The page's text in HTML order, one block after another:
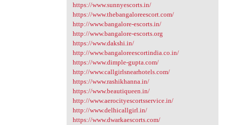
https://www.sunnyescorts.in/
https://www.thebangaloreescort.com/
http://www.bangalore-escorts.in/
http://www.bangalore-escorts.org
https://www.dakshi.in/
http://www.bangaloreescortindia.co.in/
https://www.dimple-gupta.com/
http://www.callgirlsnearhotels.com/
https://www.rashikhanna.in/
https://www.beautiqueen.in/
http://www.aerocityescortsservice.in/
http://www.delhicallgirl.in/
https://www.dwarkaescorts.com/